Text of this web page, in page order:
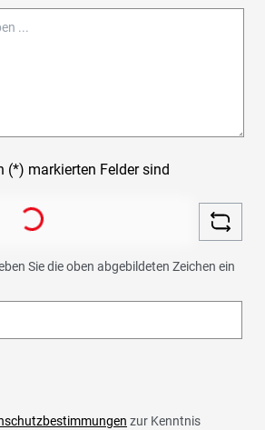
(*) markierten Felder sind
Loading...
Sie die oben abgebildeten Zeichen ein
zur Kenntnis